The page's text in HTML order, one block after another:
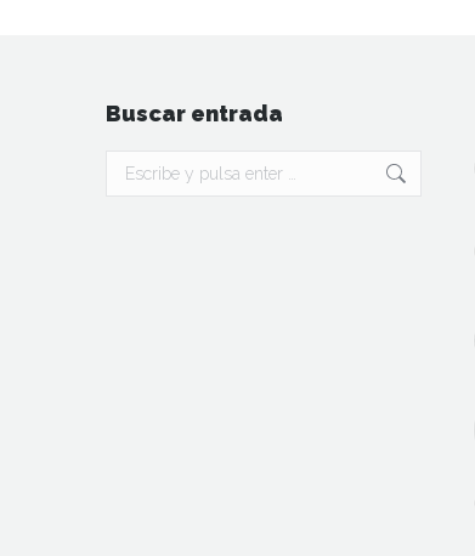
Buscar entrada
Buscar: